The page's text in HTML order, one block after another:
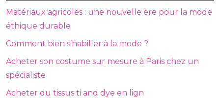
Matériaux agricoles : une nouvelle ère pour la mode
éthique durable
Comment bien s’habiller à la mode ?
Acheter son costume sur mesure à Paris chez un
spécialiste
Acheter du tissus ti and dye en lign